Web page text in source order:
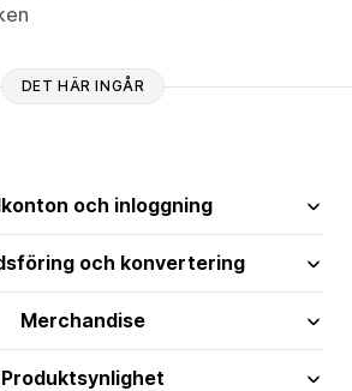
DET HÄR INGÅR
och inloggning
och konvertering
Merchandise
Produktsynlighet